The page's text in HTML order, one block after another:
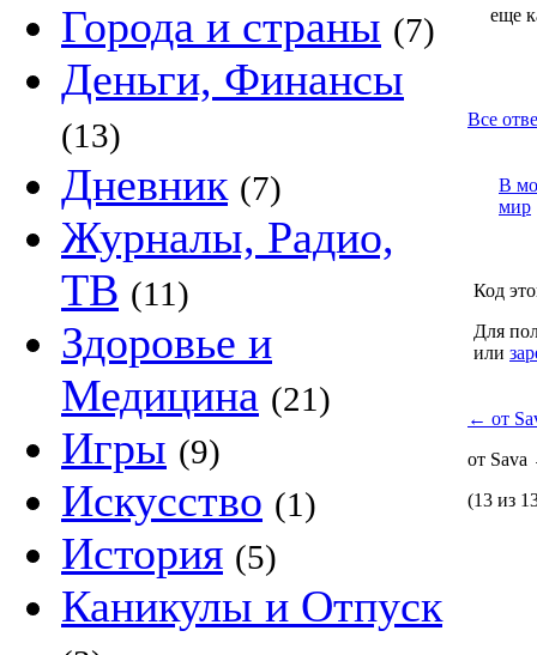
Города и страны (7)
Деньги, Финансы
(13)
Дневник (7)
Журналы, Радио,
ТВ (11)
Здоровье и
Медицина (21)
Игры (9)
Искусство (1)
История (5)
Каникулы и Отпуск
еще
Все
В
мир
Код
Для
или
← от
от Sava
(13 из